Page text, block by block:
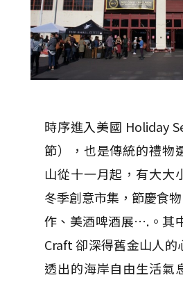
時序進入美國 Holiday
節），也是傳統的禮物
山從十一月起，有大大
冬季創意市集，節慶食
作、美酒啤酒展….。其
Craft 卻深得舊金山人的
透出的海岸自由生活氣